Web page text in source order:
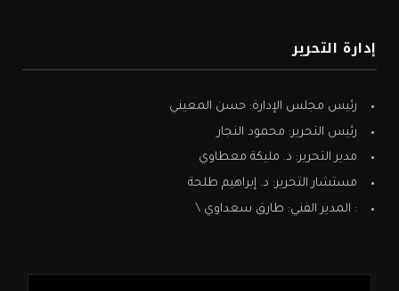
إدارة التحرير
رئيس مجلس الإدارة: حسن المعيني
رئيس التحرير: محمود النجار
مدير التحرير: د. مليكة معطاوي
مستشار التحرير: د. إبراهيم طلحة
: المدير الفني: طارق سعداوي \